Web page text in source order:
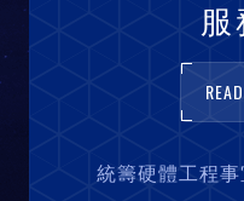
服
統籌硬體工程